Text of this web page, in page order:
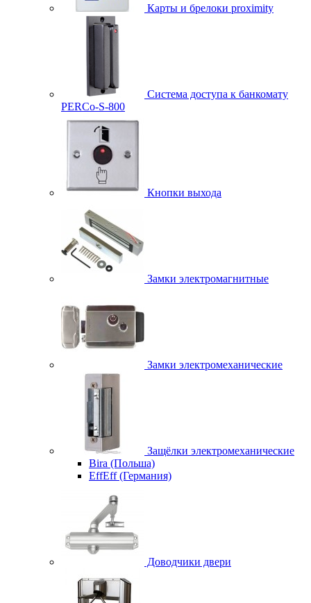
Карты и брелоки proximity
Система доступа к банкомату
PERCo-S-800
Кнопки выхода
Замки электромагнитные
Замки электромеханические
Защёлки электромеханические
Bira (Польша)
EffEff (Германия)
Доводчики двери